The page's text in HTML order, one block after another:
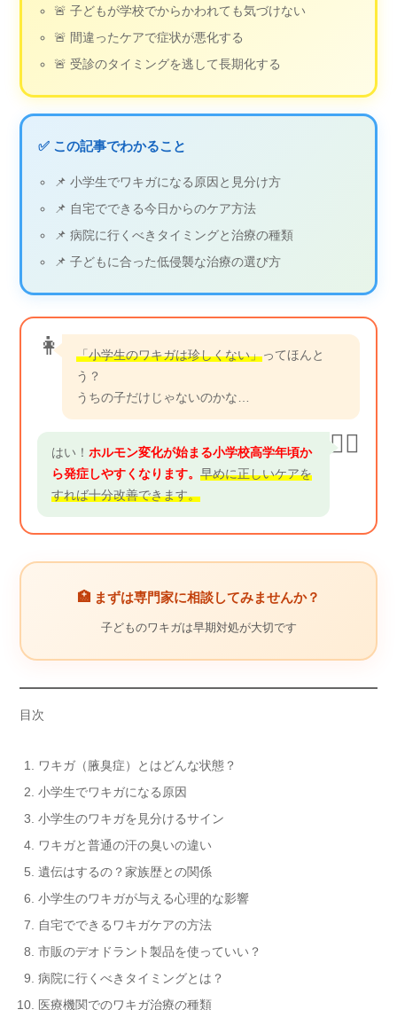
🚨 子どもが学校でからかわれても気づけない
🚨 間違ったケアで症状が悪化する
🚨 受診のタイミングを逃して長期化する
✅ この記事でわかること
📌 小学生でワキガになる原因と見分け方
📌 自宅でできる今日からのケア方法
📌 病院に行くべきタイミングと治療の種類
📌 子どもに合った低侵襲な治療の選び方
👩 「小学生のワキガは珍しくない」ってほんと
う？
うちの子だけじゃないのかな…
👨‍⚕️
はい！ ホルモン変化が始まる小学校高学年頃か
ら発症しやすくなります。 早めに正しいケアを
すれば十分改善できます。
🏥 まずは専門家に相談してみませんか？
子どものワキガは早期対処が大切です
目次
ワキガ（腋臭症）とはどんな状態？
小学生でワキガになる原因
小学生のワキガを見分けるサイン
ワキガと普通の汗の臭いの違い
遺伝はするの？家族歴との関係
小学生のワキガが与える心理的な影響
自宅でできるワキガケアの方法
市販のデオドラント製品を使っていい？
病院に行くべきタイミングとは？
医療機関でのワキガ治療の種類